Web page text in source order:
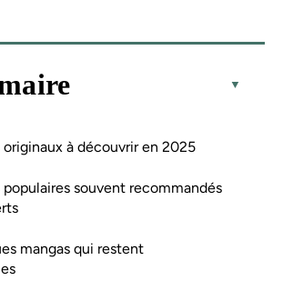
originaux à découvrir en 2025
populaires souvent recommandés
mangas qui restent